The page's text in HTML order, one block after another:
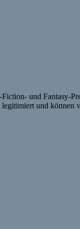
und Fantasy-
und können